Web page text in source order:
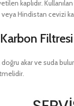
kaplıdır.
Hindistan cevizi
Filtresi
doğru akar ve suda